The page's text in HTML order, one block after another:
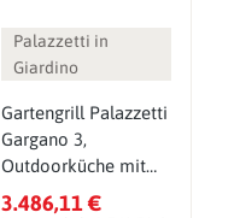
Palazzetti in
Giardino
Gartengrill Palazzetti
Gargano 3,
Outdoorküche mit
Backofen
3.486,11 €